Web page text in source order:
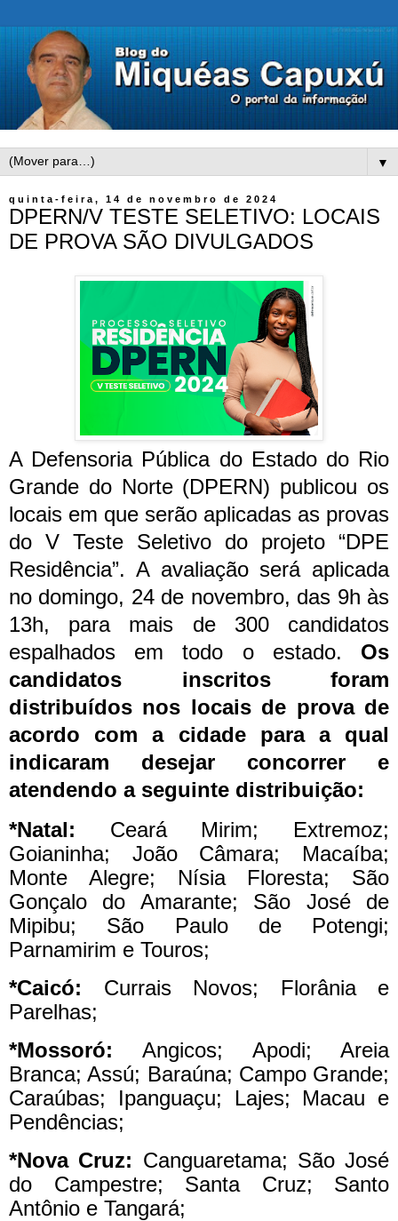
▼
quinta-feira, 14 de novembro de 2024
DPERN/V TESTE SELETIVO: LOCAIS
DE PROVA SÃO DIVULGADOS
A Defensoria Pública do Estado do Rio
Grande do Norte (DPERN) publicou os
locais em que serão aplicadas as provas
do V Teste Seletivo do projeto “DPE
Residência”. A avaliação será aplicada
no domingo, 24 de novembro, das 9h às
13h, para mais de 300 candidatos
espalhados em todo o estado.
Os
candidatos inscritos foram
distribuídos nos locais de prova de
acordo com a cidade para a qual
indicaram desejar concorrer e
atendendo a seguinte distribuição:
*Natal: Ceará Mirim; Extremoz;
Goianinha; João Câmara; Macaíba;
Monte Alegre; Nísia Floresta; São
Gonçalo do Amarante; São José de
Mipibu; São Paulo de Potengi;
Parnamirim e Touros;
*Caicó: Currais Novos; Florânia e
Parelhas;
*Mossoró: Angicos; Apodi; Areia
Branca; Assú; Baraúna; Campo Grande;
Caraúbas; Ipanguaçu; Lajes; Macau e
Pendências;
*Nova Cruz: Canguaretama; São José
do Campestre; Santa Cruz; Santo
Antônio e Tangará;